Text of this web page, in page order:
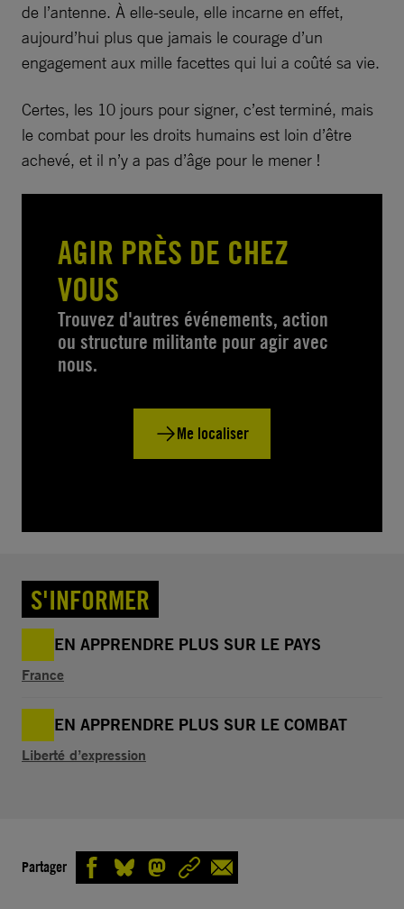
de l’antenne. À elle-seule, elle incarne en effet,
aujourd’hui plus que jamais le courage d’un
engagement aux mille facettes qui lui a coûté sa vie.
Certes, les 10 jours pour signer, c’est terminé, mais
le combat pour les droits humains est loin d’être
achevé, et il n’y a pas d’âge pour le mener !
AGIR PRÈS DE CHEZ
VOUS
Trouvez d'autres événements, action
ou structure militante pour agir avec
nous.
Me localiser
S'INFORMER
EN APPRENDRE PLUS SUR LE PAYS
France
EN APPRENDRE PLUS SUR LE COMBAT
Liberté d’expression
Partager